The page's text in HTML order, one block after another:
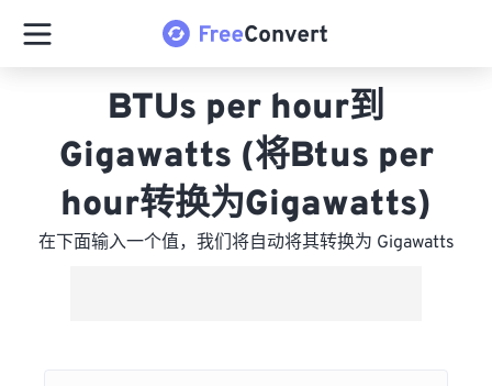
BTUs per hour到
Gigawatts (将Btus per
hour转换为Gigawatts)
在下面输入一个值，我们将自动将其转换为 Gigawatts